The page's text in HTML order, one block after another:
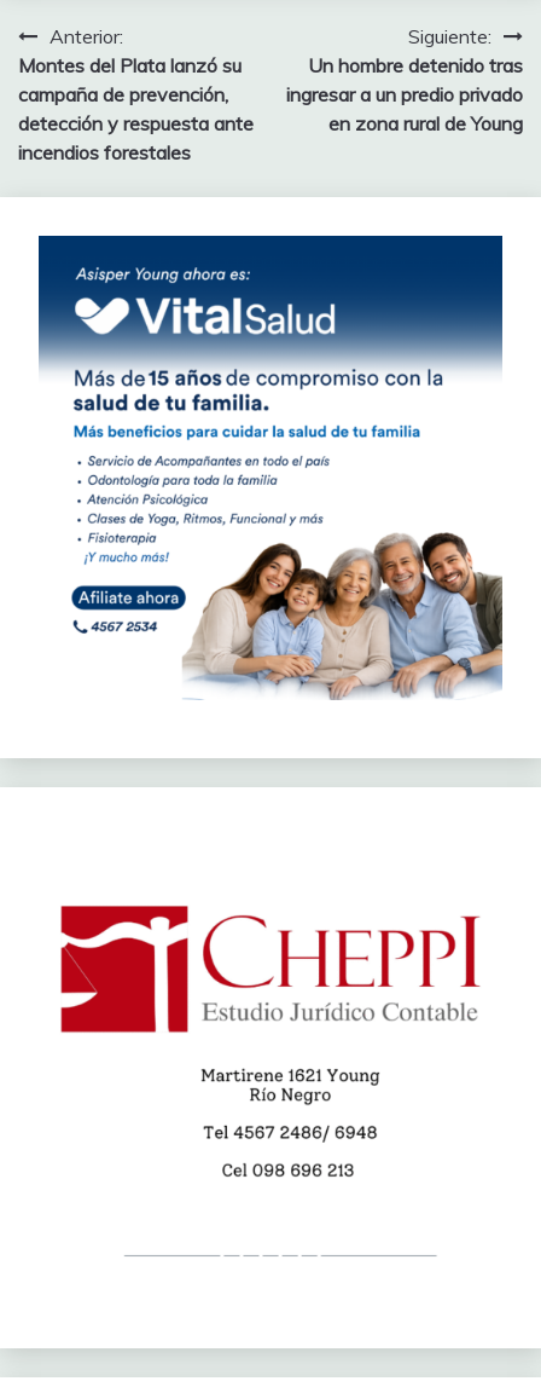
Navegación
de
entradas
Anterior:
Montes del Plata lanzó su
campaña de prevención,
detección y respuesta ante
incendios forestales
Siguiente:
Un hombre detenido tras
ingresar a un predio privado
en zona rural de Young